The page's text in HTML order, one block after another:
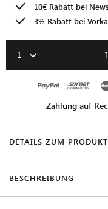
10€ Rabatt bei
3% Rabatt bei
1
Zahlung auf
DETAILS ZUM PRODUKT
BESCHREIBUNG